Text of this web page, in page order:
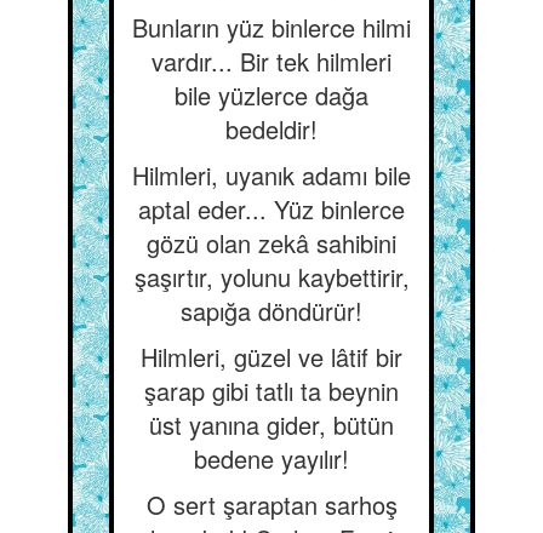
Bunların yüz binlerce hilmi
vardır... Bir tek hilmleri
bile yüzlerce dağa
bedeldir!
Hilmleri, uyanık adamı bile
aptal eder... Yüz binlerce
gözü olan zekâ sahibini
şaşırtır, yolunu kaybettirir,
sapığa döndürür!
Hilmleri, güzel ve lâtif bir
şarap gibi tatlı ta beynin
üst yanına gider, bütün
bedene yayılır!
O sert şaraptan sarhoş